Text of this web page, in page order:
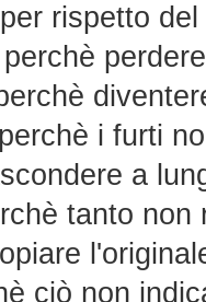
per rispetto
perchè
perchè i furti
a
tanto non
ciò non